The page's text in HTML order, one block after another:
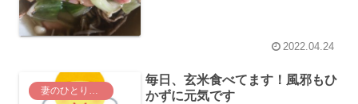
2022.04.24
毎日、玄米食べてます！風邪もひ
かずに元気です